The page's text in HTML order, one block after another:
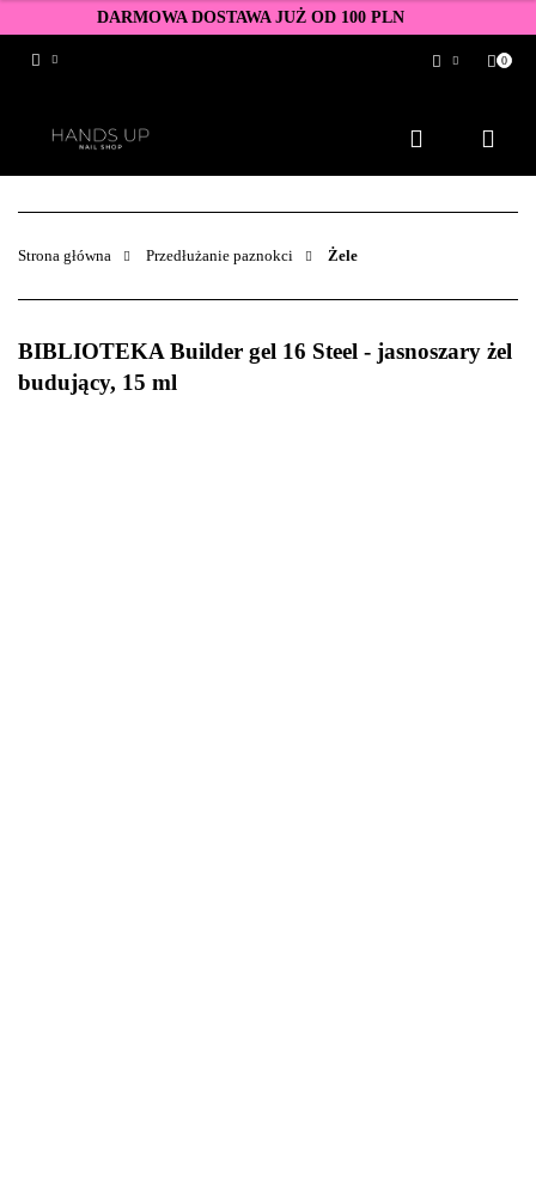
DARMOWA DOSTAWA JUŻ OD 100 PLN
Zarejestruj się
Dodaj zgłoszenie
Zgody cookies
0
Strona główna Przedłużanie paznokci Żele
BIBLIOTEKA Builder gel 16 Steel - jasnoszary żel
budujący, 15 ml